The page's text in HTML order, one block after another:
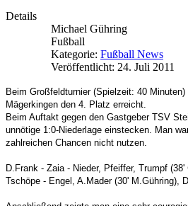
Details
Michael Gühring
Fußball
Kategorie: Fußball News
Veröffentlicht: 24. Juli 2011
Beim Großfeldturnier (Spielzeit: 40
Mägerkingen den 4. Platz erreicht.
Beim Auftakt gegen den Gastgeber TSV
unnötige 1:0-Niederlage einstecken. Man
zahlreichen Chancen nicht nutzen.
D.Frank - Zaia - Nieder, Pfeiffer, Trumpf (38'
Tschöpe - Engel, A.Mader (30' M.Gühring),